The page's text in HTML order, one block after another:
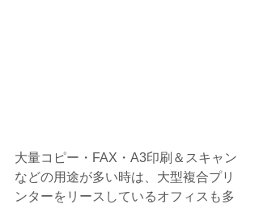
大量コピー・FAX・A3印刷＆スキャン
などの用途が多い時は、大型複合プリ
ンターをリースしているオフィスも多